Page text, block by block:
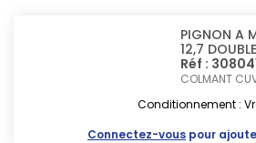
PIGNON A
12,7
Réf :
COLMANT
Conditionnement :
Connectez-vous pour